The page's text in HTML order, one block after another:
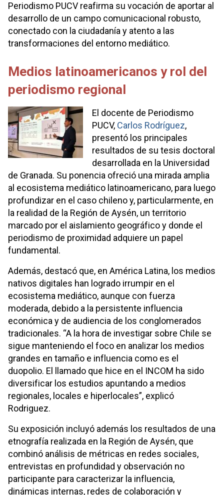
Periodismo PUCV reafirma su vocación de aportar al
desarrollo de un campo comunicacional robusto,
conectado con la ciudadanía y atento a las
transformaciones del entorno mediático.
Medios latinoamericanos y rol del
periodismo regional
El docente de Periodismo
PUCV, Carlos Rodríguez,
presentó los principales
resultados de su tesis doctoral
desarrollada en la Universidad
de Granada. Su ponencia ofreció una mirada amplia
al ecosistema mediático latinoamericano, para luego
profundizar en el caso chileno y, particularmente, en
la realidad de la Región de Aysén, un territorio
marcado por el aislamiento geográfico y donde el
periodismo de proximidad adquiere un papel
fundamental.
Además, destacó que, en América Latina, los medios
nativos digitales han logrado irrumpir en el
ecosistema mediático, aunque con fuerza
moderada, debido a la persistente influencia
económica y de audiencia de los conglomerados
tradicionales. “A la hora de investigar sobre Chile se
sigue manteniendo el foco en analizar los medios
grandes en tamaño e influencia como es el
duopolio. El llamado que hice en el INCOM ha sido
diversificar los estudios apuntando a medios
regionales, locales e hiperlocales”, explicó
Rodriguez.
Su exposición incluyó además los resultados de una
etnografía realizada en la Región de Aysén, que
combinó análisis de métricas en redes sociales,
entrevistas en profundidad y observación no
participante para caracterizar la influencia,
dinámicas internas, redes de colaboración y